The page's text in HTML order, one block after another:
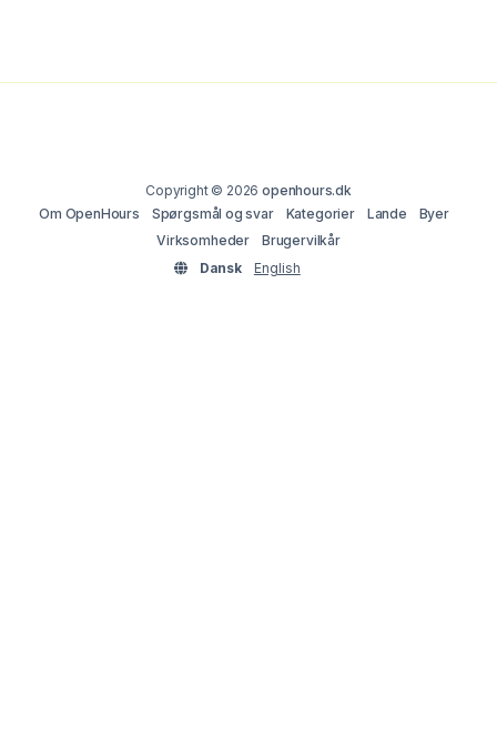
Copyright © 2026openhours.dk
Om OpenHours
Spørgsmål og svar Kategorier Lande
Byer
Virksomheder
Brugervilkår
Dansk
English